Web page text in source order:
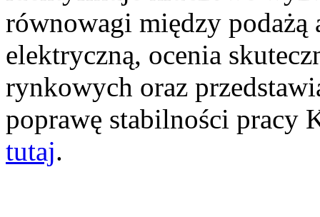
równowagi między podażą
elektryczną, ocenia
rynkowych oraz
poprawę stabilności pracy
tutaj.